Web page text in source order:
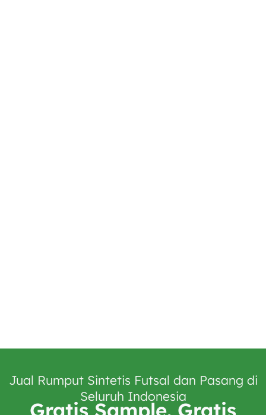
Jual Rumput Sintetis Futsal dan Pasang di
Seluruh Indonesia
Gratis Sample. Gratis